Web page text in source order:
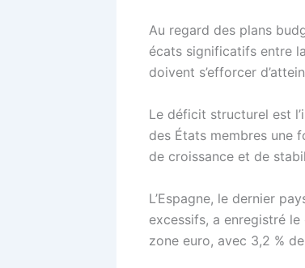
Au regard des plans
écats significatifs entre
doivent s’efforcer
Le déficit structurel est
des États membres une
de croissance et de
L’Espagne, le dernier
excessifs, a enregistré
zone euro, avec 3,2 %